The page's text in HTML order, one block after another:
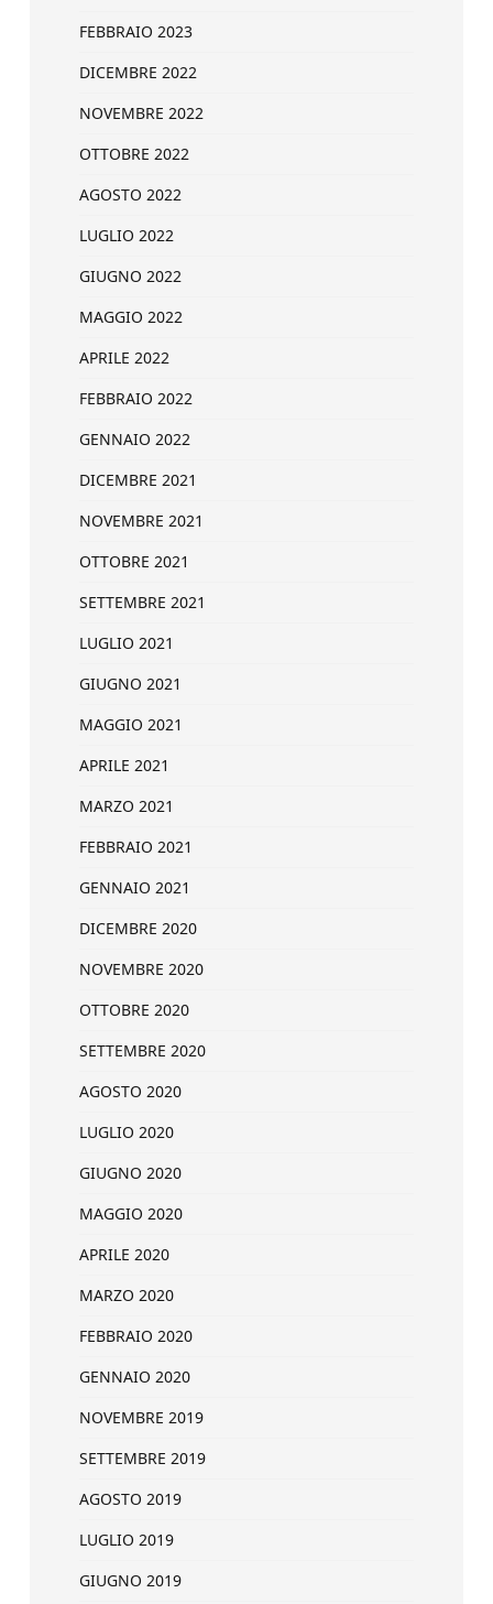
FEBBRAIO 2023
DICEMBRE 2022
NOVEMBRE 2022
OTTOBRE 2022
AGOSTO 2022
LUGLIO 2022
GIUGNO 2022
MAGGIO 2022
APRILE 2022
FEBBRAIO 2022
GENNAIO 2022
DICEMBRE 2021
NOVEMBRE 2021
OTTOBRE 2021
SETTEMBRE 2021
LUGLIO 2021
GIUGNO 2021
MAGGIO 2021
APRILE 2021
MARZO 2021
FEBBRAIO 2021
GENNAIO 2021
DICEMBRE 2020
NOVEMBRE 2020
OTTOBRE 2020
SETTEMBRE 2020
AGOSTO 2020
LUGLIO 2020
GIUGNO 2020
MAGGIO 2020
APRILE 2020
MARZO 2020
FEBBRAIO 2020
GENNAIO 2020
NOVEMBRE 2019
SETTEMBRE 2019
AGOSTO 2019
LUGLIO 2019
GIUGNO 2019